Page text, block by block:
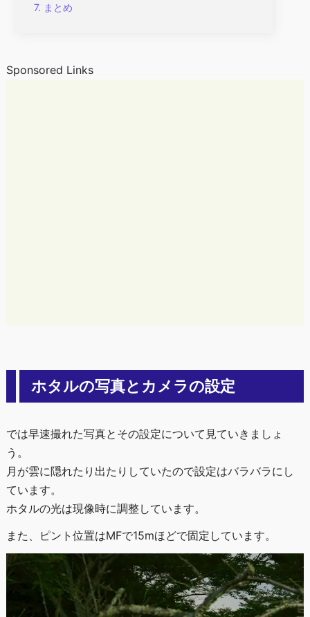
まとめ
Sponsored Links
ホタルの写真とカメラの設定
では早速撮れた写真とその設定について見ていきましょ
う。
月が雲に隠れたり出たりしていたので設定はバラバラにし
ています。
ホタルの光は現像時に調整しています。
また、ピント位置はMFで15mほどで固定しています。